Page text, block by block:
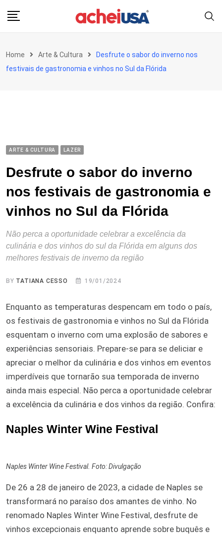
Home Arte & Cultura
Desfrute o sabor do inverno nos
festivais de gastronomia e vinhos no Sul da Flórida
ARTE & CULTURA LAZER
Desfrute o sabor do inverno
nos festivais de gastronomia e
vinhos no Sul da Flórida
Não perca a oportunidade celebrar a excelência da
culinária e dos vinhos do sul da Flórida em alguns dos
melhores festivais de inverno da região
BY TATIANA CESSO 19/01/2024
Enquanto as temperaturas despencam em todo o país,
os festivais de gastronomia e vinhos no Sul da Flórida
esquentam o inverno com uma explosão de sabores e
experiências sensoriais. Prepare-se para se deliciar e
apreciar o melhor da culinária e dos vinhos em eventos
imperdíveis que tornarão sua temporada de inverno
ainda mais especial. Não perca a oportunidade celebrar
a excelência da culinária e dos vinhos da região. Confira:
Naples Winter Wine Festival
Naples Winter Wine Festival. Foto: Divulgação
De 26 a 28 de janeiro de 2023, a cidade de Naples se
transformará no paraíso dos amantes de vinho. No
renomado Naples Winter Wine Festival, desfrute de
vinhos excepcionais enquanto aprende sobre buquês e